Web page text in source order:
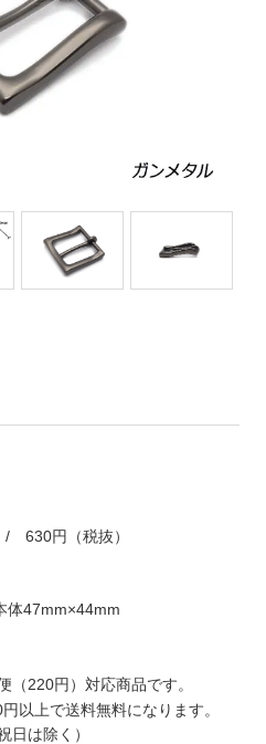
/ 630円（税抜）
体47mm×44mm
（220円）対応商品です。
以上で送料無料になります。
日は除く）